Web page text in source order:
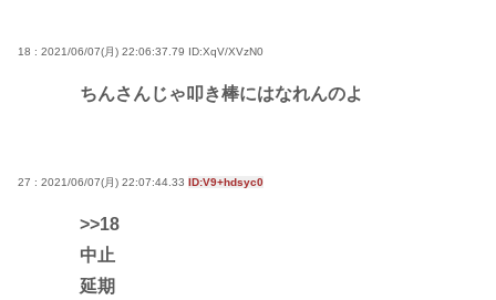
18 : 2021/06/07(月) 22:06:37.79 ID:XqV/XVzN0
ちんさんじゃ叩き棒にはなれんのよ
27 : 2021/06/07(月) 22:07:44.33 ID:V9+hdsyc0
>>18
中止
延期